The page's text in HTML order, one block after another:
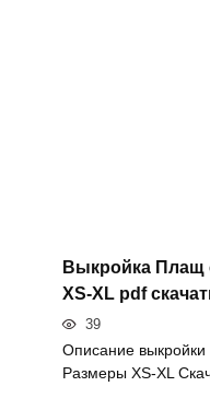
Выкройка
XS-XL pdf
39
Описание
Размеры XS-XL